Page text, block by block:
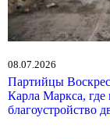
08.07.2026
Партийцы
Карла Маркса, где
благоустройство